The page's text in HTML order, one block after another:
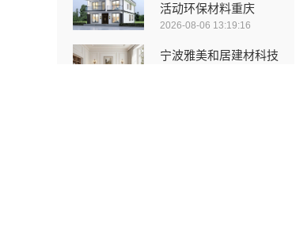
活动环保材料重庆
2026-08-06 13:19:16
宁波雅美和居建材科技